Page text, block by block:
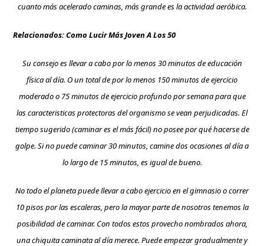
cuanto más acelerado caminas, más grande es la actividad aeróbica.
Relacionados:Como Lucir Más Joven A Los 50
Su consejo es llevar a cabo por lo menos 30 minutos de educación
física al día. O un total de por lo menos 150 minutos de ejercicio
moderado o 75 minutos de ejercicio profundo por semana para que
las caracteristicas protectoras del organismo se vean perjudicadas. El
tiempo sugerido (caminar es el más fácil) no posee por qué hacerse de
golpe. Si no puede caminar 30 minutos, camine dos ocasiones al día a
lo largo de 15 minutos, es igual de bueno.
No todo el planeta puede llevar a cabo ejercicio en el gimnasio o correr
10 pisos por las escaleras, pero la mayor parte de nosotros tenemos la
posibilidad de caminar. Con todos estos provecho nombrados ahora,
una chiquita caminata al día merece. Puede empezar gradualmente y